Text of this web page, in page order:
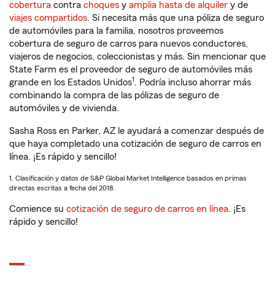
cobertura contra choques y amplia hasta de alquiler y de
viajes compartidos. Si necesita más que una póliza de seguro
de automóviles para la familia, nosotros proveemos
cobertura de seguro de carros para nuevos conductores,
viajeros de negocios, coleccionistas y más. Sin mencionar que
State Farm es el proveedor de seguro de automóviles más
grande en los Estados Unidos1. Podría incluso ahorrar más
combinando la compra de las pólizas de seguro de
automóviles y de vivienda.
Sasha Ross en Parker, AZ le ayudará a comenzar después de
que haya completado una cotización de seguro de carros en
línea. ¡Es rápido y sencillo!
1. Clasificación y datos de S&P Global Market Intelligence basados en primas
directas escritas a fecha del 2018.
Comience su cotización de seguro de carros en línea. ¡Es
rápido y sencillo!